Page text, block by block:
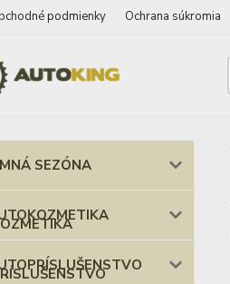
podmienky Ochrana súkromia
SEZÓNA